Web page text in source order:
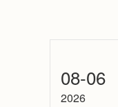
08-06
2026